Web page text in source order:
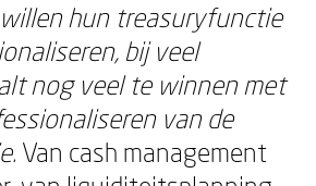
willen hun treasuryfunctie
bij veel
nog veel te winnen met
van de
Van cash management